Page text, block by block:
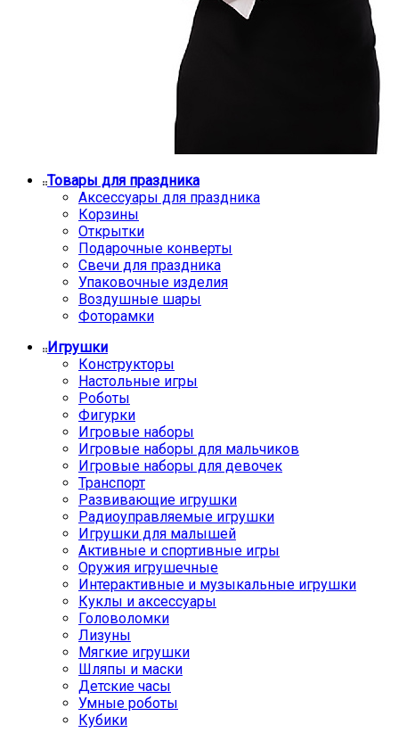
Товары для праздника
Аксессуары для праздника
Корзины
Открытки
Подарочные конверты
Свечи для праздника
Упаковочные изделия
Воздушные шары
Фоторамки
Игрушки
Конструкторы
Настольные игры
Роботы
Фигурки
Игровые наборы
Игровые наборы для мальчиков
Игровые наборы для девочек
Транспорт
Развивающие игрушки
Радиоуправляемые игрушки
Игрушки для малышей
Активные и спортивные игры
Оружия игрушечные
Интерактивные и музыкальные игрушки
Куклы и аксессуары
Головоломки
Лизуны
Мягкие игрушки
Шляпы и маски
Детские часы
Умные роботы
Кубики